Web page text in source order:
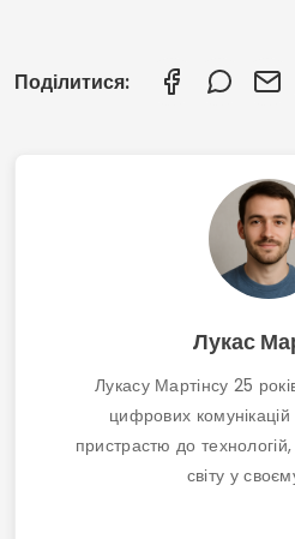
перегляньте найкращі з них
Як отримати
програм: оновлений